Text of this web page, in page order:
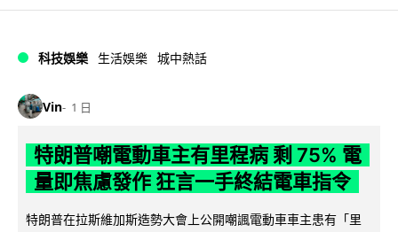
科技娛樂 生活娛樂 城中熱話
Vin 1 日
特朗普嘲電動車主有里程病 剩 75% 電
量即焦慮發作 狂言一手終結電車指令
特朗普在拉斯維加斯造勢大會上公開嘲諷電動車車主患有「里